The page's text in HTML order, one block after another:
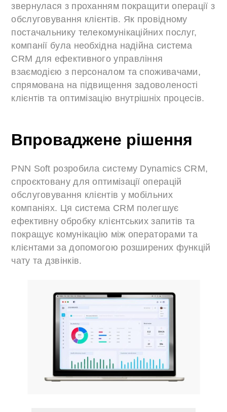
звернулася з проханням покращити операції з
обслуговування клієнтів. Як провідному
постачальнику телекомунікаційних послуг,
компанії була необхідна надійна система
CRM для ефективного управління
взаємодією з персоналом та споживачами,
спрямована на підвищення задоволеності
клієнтів та оптимізацію внутрішніх процесів.
Впроваджене рішення
PNN Soft розробила систему Dynamics CRM,
спроєктовану для оптимізації операцій
обслуговування клієнтів у мобільних
компаніях. Ця система CRM полегшує
ефективну обробку клієнтських запитів та
покращує комунікацію між операторами та
клієнтами за допомогою розширених функцій
чату та дзвінків.